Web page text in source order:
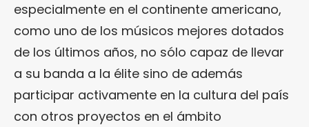
especialmente en el continente americano,
como uno de los músicos mejores dotados
de los últimos años, no sólo capaz de llevar
a su banda a la élite sino de además
participar activamente en la cultura del país
con otros proyectos en el ámbito